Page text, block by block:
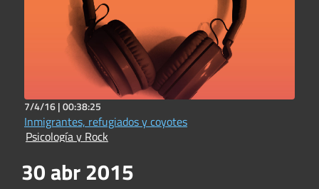
7/4/16 |00:38:25
Inmigrantes, refugiados y coyotes
Psicología y Rock
30 abr 2015